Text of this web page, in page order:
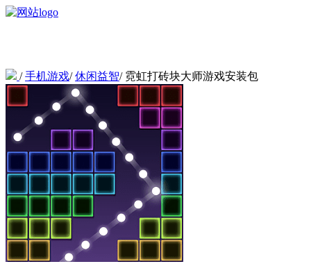
/手机游戏/休闲益智/ 霓虹打砖块大师游戏安装包